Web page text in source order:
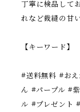
丁寧に検品して
れなど裁縫の甘
【キーワード】
#送料無料 #お
ん #パープル #
ル #プレゼント